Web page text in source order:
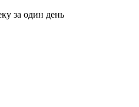
за один день